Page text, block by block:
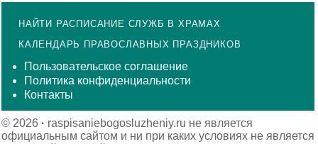
НАЙТИ РАСПИСАНИЕ СЛУЖБ В ХРАМАХ
КАЛЕНДАРЬ ПРАВОСЛАВНЫХ ПРАЗДНИКОВ
Пользовательское соглашение
Политика конфиденциальности
Контакты
© 2026 · raspisaniebogosluzheniy.ru не является
официальным сайтом и ни при каких условиях не является